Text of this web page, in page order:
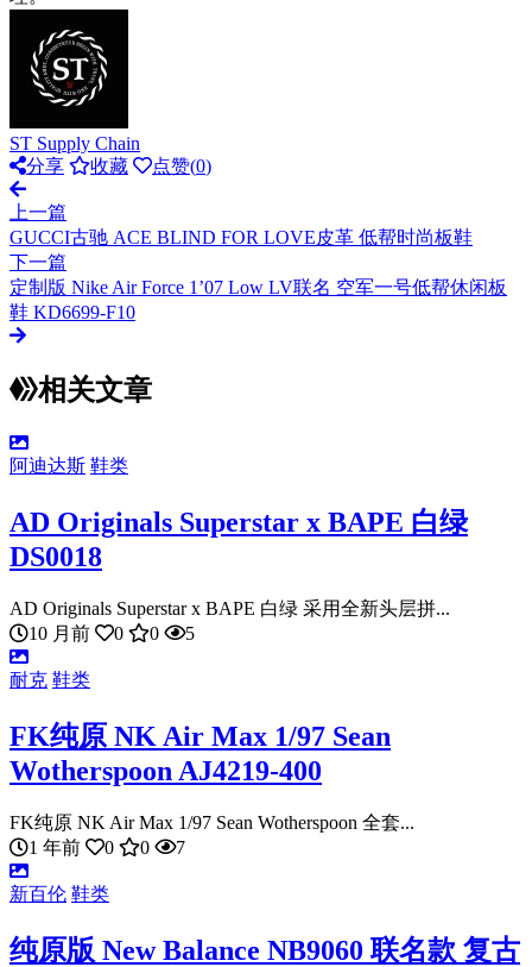
ST Supply Chain
分享
收藏 点赞(0)
上一篇
GUCCI古驰 ACE BLIND FOR LOVE皮革 低帮时尚板鞋
下一篇
定制版 Nike Air Force 1’07 Low LV联名 空军一号低帮休闲板
鞋 KD6699-F10
相关文章
阿迪达斯 鞋类
AD Originals Superstar x BAPE 白绿
DS0018
AD Originals Superstar x BAPE 白绿 采用全新头层拼...
10 月前
0 0 5
耐克 鞋类
FK纯原 NK Air Max 1/97 Sean
Wotherspoon AJ4219-400
FK纯原 NK Air Max 1/97 Sean Wotherspoon 全套...
1 年前
0 0 7
新百伦 鞋类
纯原版 New Balance NB9060 联名款 复古